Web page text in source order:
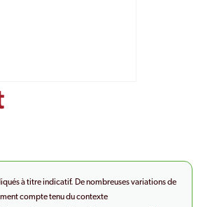
à titre indicatif. De nombreuses variations de
compte tenu du contexte